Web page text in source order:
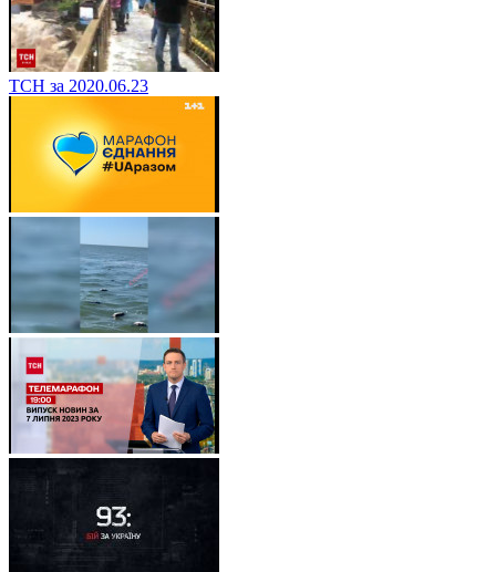
ТСН за 2020.06.23